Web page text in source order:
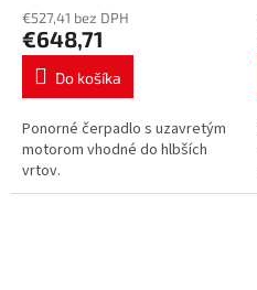
€527,41 bez DPH
€648,71
Do košíka
Ponorné čerpadlo s uzavretým
motorom vhodné do hlbších
vrtov.